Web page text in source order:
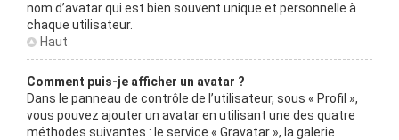
nom d’avatar qui est bien souvent unique et personnelle à
chaque utilisateur.
Haut
Comment puis-je afficher un avatar ?
Dans le panneau de contrôle de l’utilisateur, sous « Profil »,
vous pouvez ajouter un avatar en utilisant une des quatre
méthodes suivantes : le service « Gravatar », la galerie